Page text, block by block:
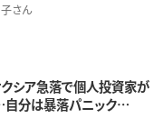
さん
クシア急落で個人投資家が
自分は暴落パニック…